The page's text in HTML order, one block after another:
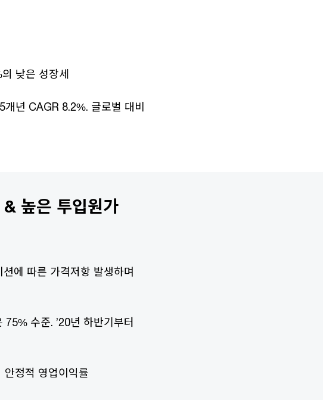
낮은 성장세
년 CAGR 8.2%. 글로벌 대비
높은 투입원가
에 따른 가격저항 발생하며
수준. ’20년 하반기부터
정적 영업이익률